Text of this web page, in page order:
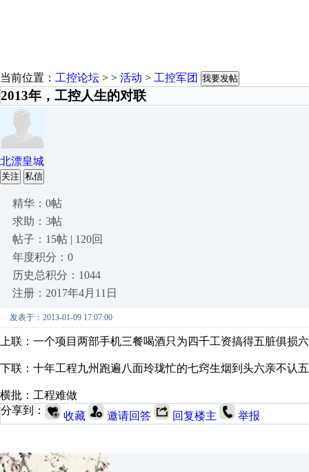
当前位置： 工控论坛 > > 活动 > 工控军团 我要发帖
2013年，工控人生的对联
北漂皇城
关注 私信
精华：0帖
求助：3帖
帖子：15帖 | 120回
年度积分：0
历史总积分：1044
注册：2017年4月11日
发表于：2013-01-09 17:07:00
上联：一个项目两部手机三餐喝酒只为四千工资搞得五脏俱损
下联：十年工程九州跑遍八面玲珑忙的七窍生烟到头六亲不认
横批：工程难做
分享到：
收藏 邀请回答 回复楼主 举报